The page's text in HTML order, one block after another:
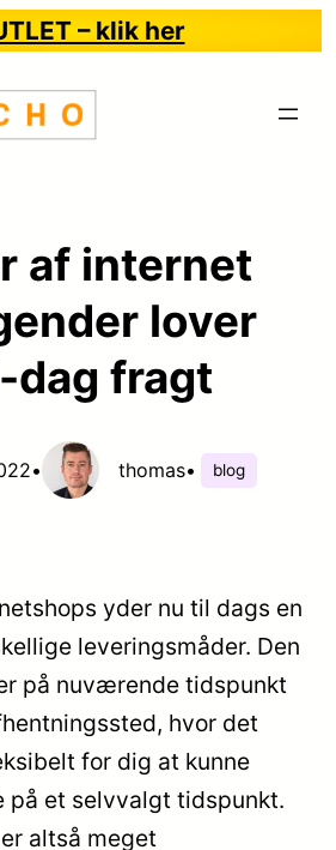
– klik her
af internet
lover
fragt
• thomas• blog
yder nu til dags en
leveringsmåder. Den
på nuværende tidspunkt
hvor det
for dig at kunne
på et selvvalgt tidspunkt.
altså meget